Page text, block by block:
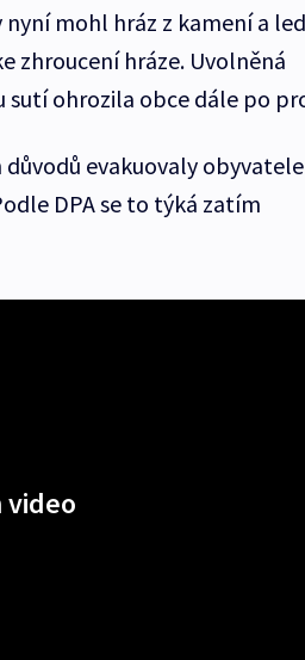
nyní mohl hráz z kamení a
zhroucení hráze. Uvolněná
sutí ohrozila obce dále po
evakuovaly
DPA se to týká zatím
video